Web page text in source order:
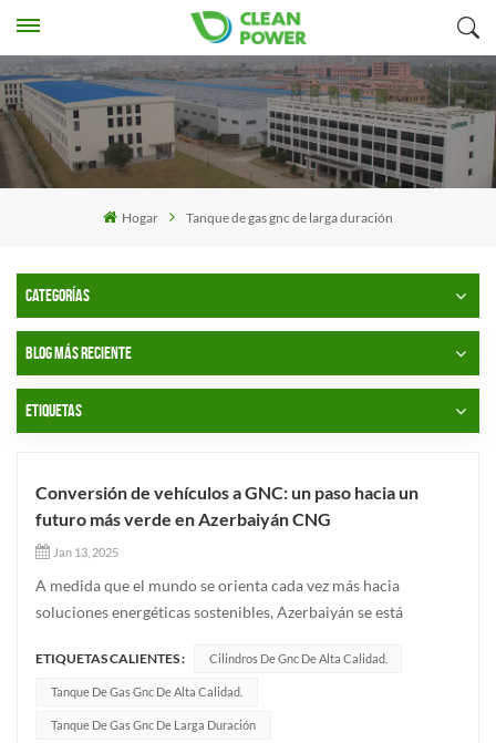
Hogar Tanque de gas gnc de larga duración
CATEGORÍAS
BLOG MÁS RECIENTE
ETIQUETAS
Conversión de vehículos a GNC: un paso hacia un
futuro más verde en Azerbaiyán CNG
Jan 13, 2025
A medida que el mundo se orienta cada vez más hacia
soluciones energéticas sostenibles, Azerbaiyán se está
transporte más ecológico. Una de las soluciones más
prometedoras en esta transición es la conversión de vehículos
tradicionales propulsados...
ETIQUETAS CALIENTES : Cilindros De Gnc De Alta Calidad.
Tanque De Gas Gnc De Alta Calidad.
Tanque De Gas Gnc De Larga Duración